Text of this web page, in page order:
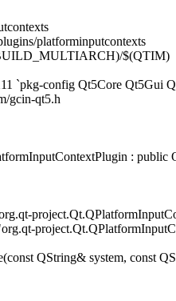
platforminputcontexts
$(QTIM)
`pkg-config Qt5Core Qt5Gui
gcin-qt5.h
: public
QString& system, const